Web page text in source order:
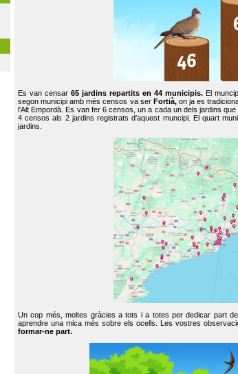
Es van censar65 jardins repartits en 44 municipis. El
segon municipi amb més censos va ser Fortià, on ja es
l'Alt Empordà. Es van fer 6 censos, un a cada un dels jardins
4 censos als 2 jardins registrats d'aquest muncipi. El quart
jardins.
Un cop més, moltes gràcies a tots i a totes per dedicar part
aprendre una mica més sobre els ocells. Les vostres
formar-ne part.